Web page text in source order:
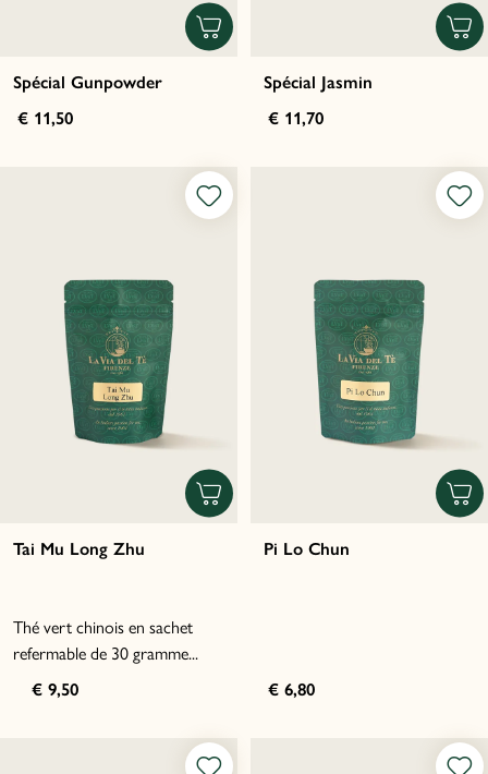
Spécial Gunpowder
€ 11,50
Spécial Jasmin
€ 11,70
Tai Mu Long Zhu
Thé vert chinois en sachet
refermable de 30 gramme...
€ 9,50
Pi Lo Chun
€ 6,80